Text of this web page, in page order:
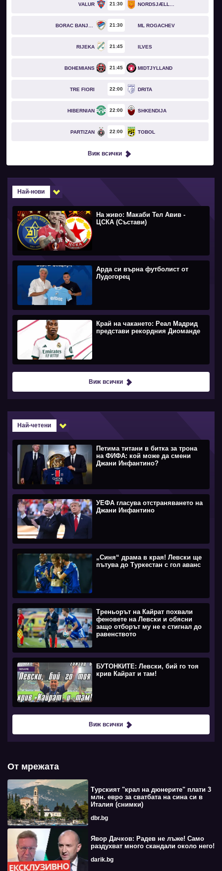
VALUR 21 30
21 30 ML ROGACHEV
RIJEKA 21 45 ILVES
BOHEMIANS 21 45 MIDTJYLLAND
TRE FIORI 22 00 DRITA
HIBERNIAN 22 00 SHKENDIJA
PARTIZAN 22 00 TOBOL
Виж всички
Най-нови
На живо: Макаби Тел Авив -
ЦСКА (Състави)
Арда си върна футболист от
Лудогорец
Край на чакането: Реал Мадрид
представи рекордния Диоманде
Виж всички
Най-четени
Петима титани в битка за трона
на ФИФА: кой може да смени
Джани Инфантино?
УЕФА гласува отстраняването на
Джани Инфантино
„Синя“ драма в края! Левски ще
пътува до Туркестан с гол аванс
Треньорът на Кайрат похвали
феновете на Левски и обясни
защо отборът му не е стигнал до
равенството
БУТОНКИТЕ: Левски, бий го тоя
крив Кайрат и там!
Виж всички
От мрежата
Турският "крал на дюнерите" плати 3
млн. евро за сватбата на сина си в
Италия (снимки)
dbr.bg
Явор Дачков: Радев не лъже! Само
раздухват много скандали около него!
darik.bg